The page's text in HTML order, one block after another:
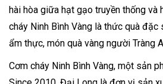
hài hòa giữa hạt gạo truyền thống
cháy Ninh Bình Vàng là thức quà
ẩm thực, món quà vàng người Tràng
Cơm cháy Ninh Bình Vàng, một sản